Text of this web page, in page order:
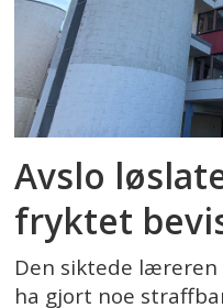
Avslo
fryktet
Den siktede læreren
ha gjort noe